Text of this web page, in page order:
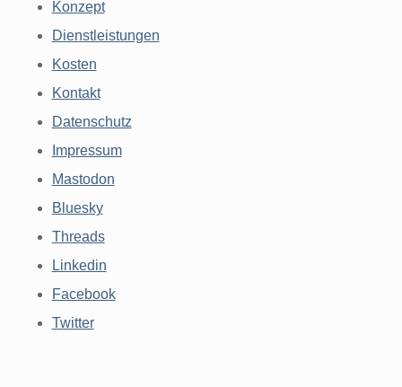
Konzept
Dienstleistungen
Kosten
Kontakt
Datenschutz
Impressum
Mastodon
Bluesky
Threads
Linkedin
Facebook
Twitter